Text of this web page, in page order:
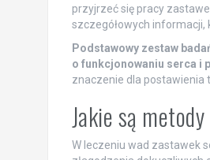
przyjrzeć się pracy
szczegółowych
Podstawowy zestaw
o funkcjonowaniu serca i
znaczenie dla postawienia
Jakie są
W leczeniu wad zastawek